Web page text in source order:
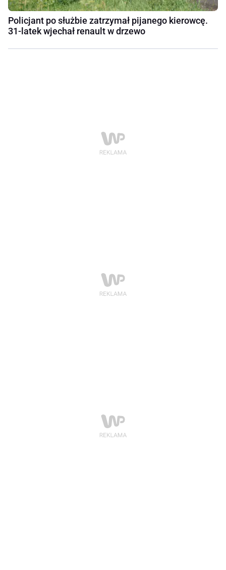
Policjant po służbie zatrzymał pijanego kierowcę.
31-latek wjechał renault w drzewo